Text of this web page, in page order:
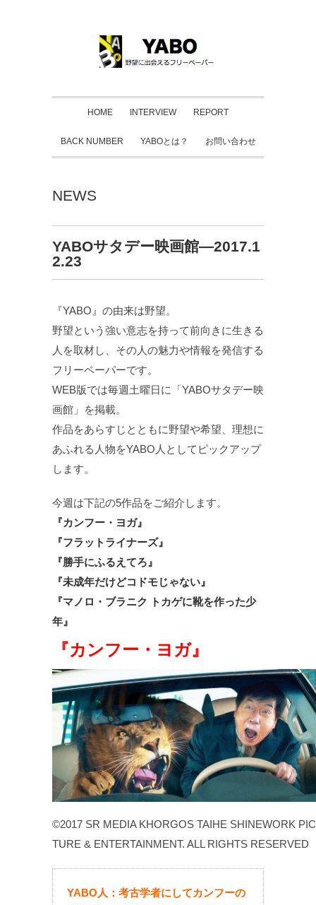
HOME INTERVIEW REPORT
BACK NUMBER YABOとは？ お問い合わせ
NEWS
YABOサタデー映画館―2017.1
2.23
『YABO』の由来は野望。
野望という強い意志を持って前向きに生きる
人を取材し、その人の魅力や情報を発信する
フリーペーパーです。
WEB版では毎週土曜日に「YABOサタデー映
画館」を掲載。
作品をあらすじとともに野望や希望、理想に
あふれる人物をYABO人としてピックアップ
します。
今週は下記の5作品をご紹介します。
『カンフー・ヨガ』
『フラットライナーズ』
『勝手にふるえてろ』
『未成年だけどコドモじゃない』
『マノロ・ブラニク トカゲに靴を作った少
年』
『カンフー・ヨガ』
©2017 SR MEDIA KHORGOS TAIHE SHINEWORK
TURE & ENTERTAINMENT. ALL RIGHTS RESERVED
YABO人：考古学者にしてカンフーの